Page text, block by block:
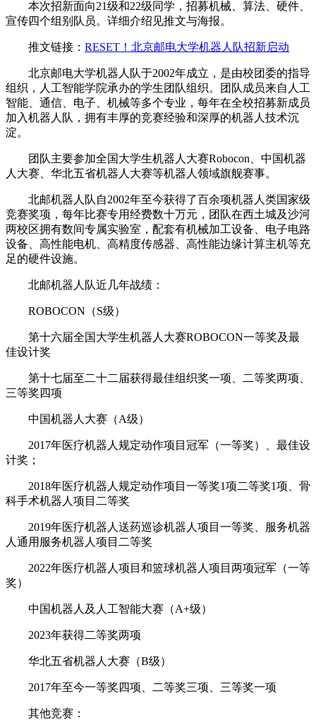
本次招新面向21级和22级同学，招募机械、算法、硬件、
宣传四个组别队员。详细介绍见推文与海报。
推文链接： RESET！北京邮电大学机器人队招新启动
北京邮电大学机器人队于2002年成立，是由校团委的指导
组织，人工智能学院承办的学生团队组织。团队成员来自人工
智能、通信、电子、机械等多个专业，每年在全校招募新成员
加入机器人队，拥有丰厚的竞赛经验和深厚的机器人技术沉
淀。
团队主要参加全国大学生机器人大赛Robocon、中国机器
人大赛、华北五省机器人大赛等机器人领域旗舰赛事。
北邮机器人队自2002年至今获得了百余项机器人类国家级
竞赛奖项，每年比赛专用经费数十万元，团队在西土城及沙河
两校区拥有数间专属实验室，配套有机械加工设备、电子电路
设备、高性能电机、高精度传感器、高性能边缘计算主机等充
足的硬件设施。
北邮机器人队近几年战绩：
ROBOCON（S级）
第十六届全国大学生机器人大赛ROBOCON一等奖及最
佳设计奖
第十七届至二十二届获得最佳组织奖一项、二等奖两项、
三等奖四项
中国机器人大赛（A级）
2017年医疗机器人规定动作项目冠军（一等奖）、最佳设
计奖；
2018年医疗机器人规定动作项目一等奖1项二等奖1项、骨
科手术机器人项目二等奖
2019年医疗机器人送药巡诊机器人项目一等奖、服务机器
人通用服务机器人项目二等奖
2022年医疗机器人项目和篮球机器人项目两项冠军（一等
奖）
中国机器人及人工智能大赛（A+级）
2023年获得二等奖两项
华北五省机器人大赛（B级）
2017年至今一等奖四项、二等奖三项、三等奖一项
其他竞赛：